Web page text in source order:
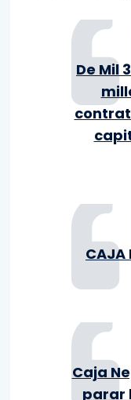
De Mil
CAJA
Caja
parar